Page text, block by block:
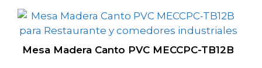
Mesa Madera Canto PVC MECCPC-TB12B